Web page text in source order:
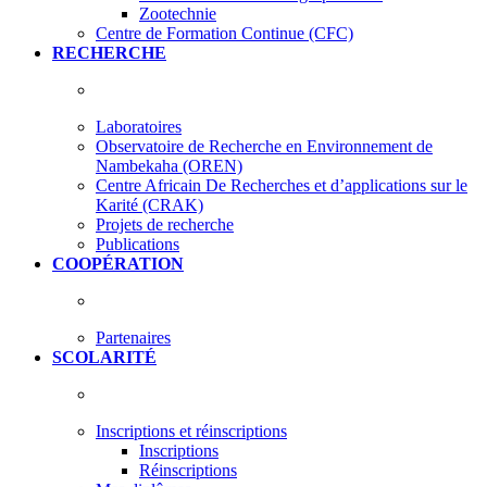
Zootechnie
Centre de Formation Continue (CFC)
RECHERCHE
Laboratoires
Observatoire de Recherche en Environnement de
Nambekaha (OREN)
Centre Africain De Recherches et d’applications sur le
Karité (CRAK)
Projets de recherche
Publications
COOPÉRATION
Partenaires
SCOLARITÉ
Inscriptions et réinscriptions
Inscriptions
Réinscriptions